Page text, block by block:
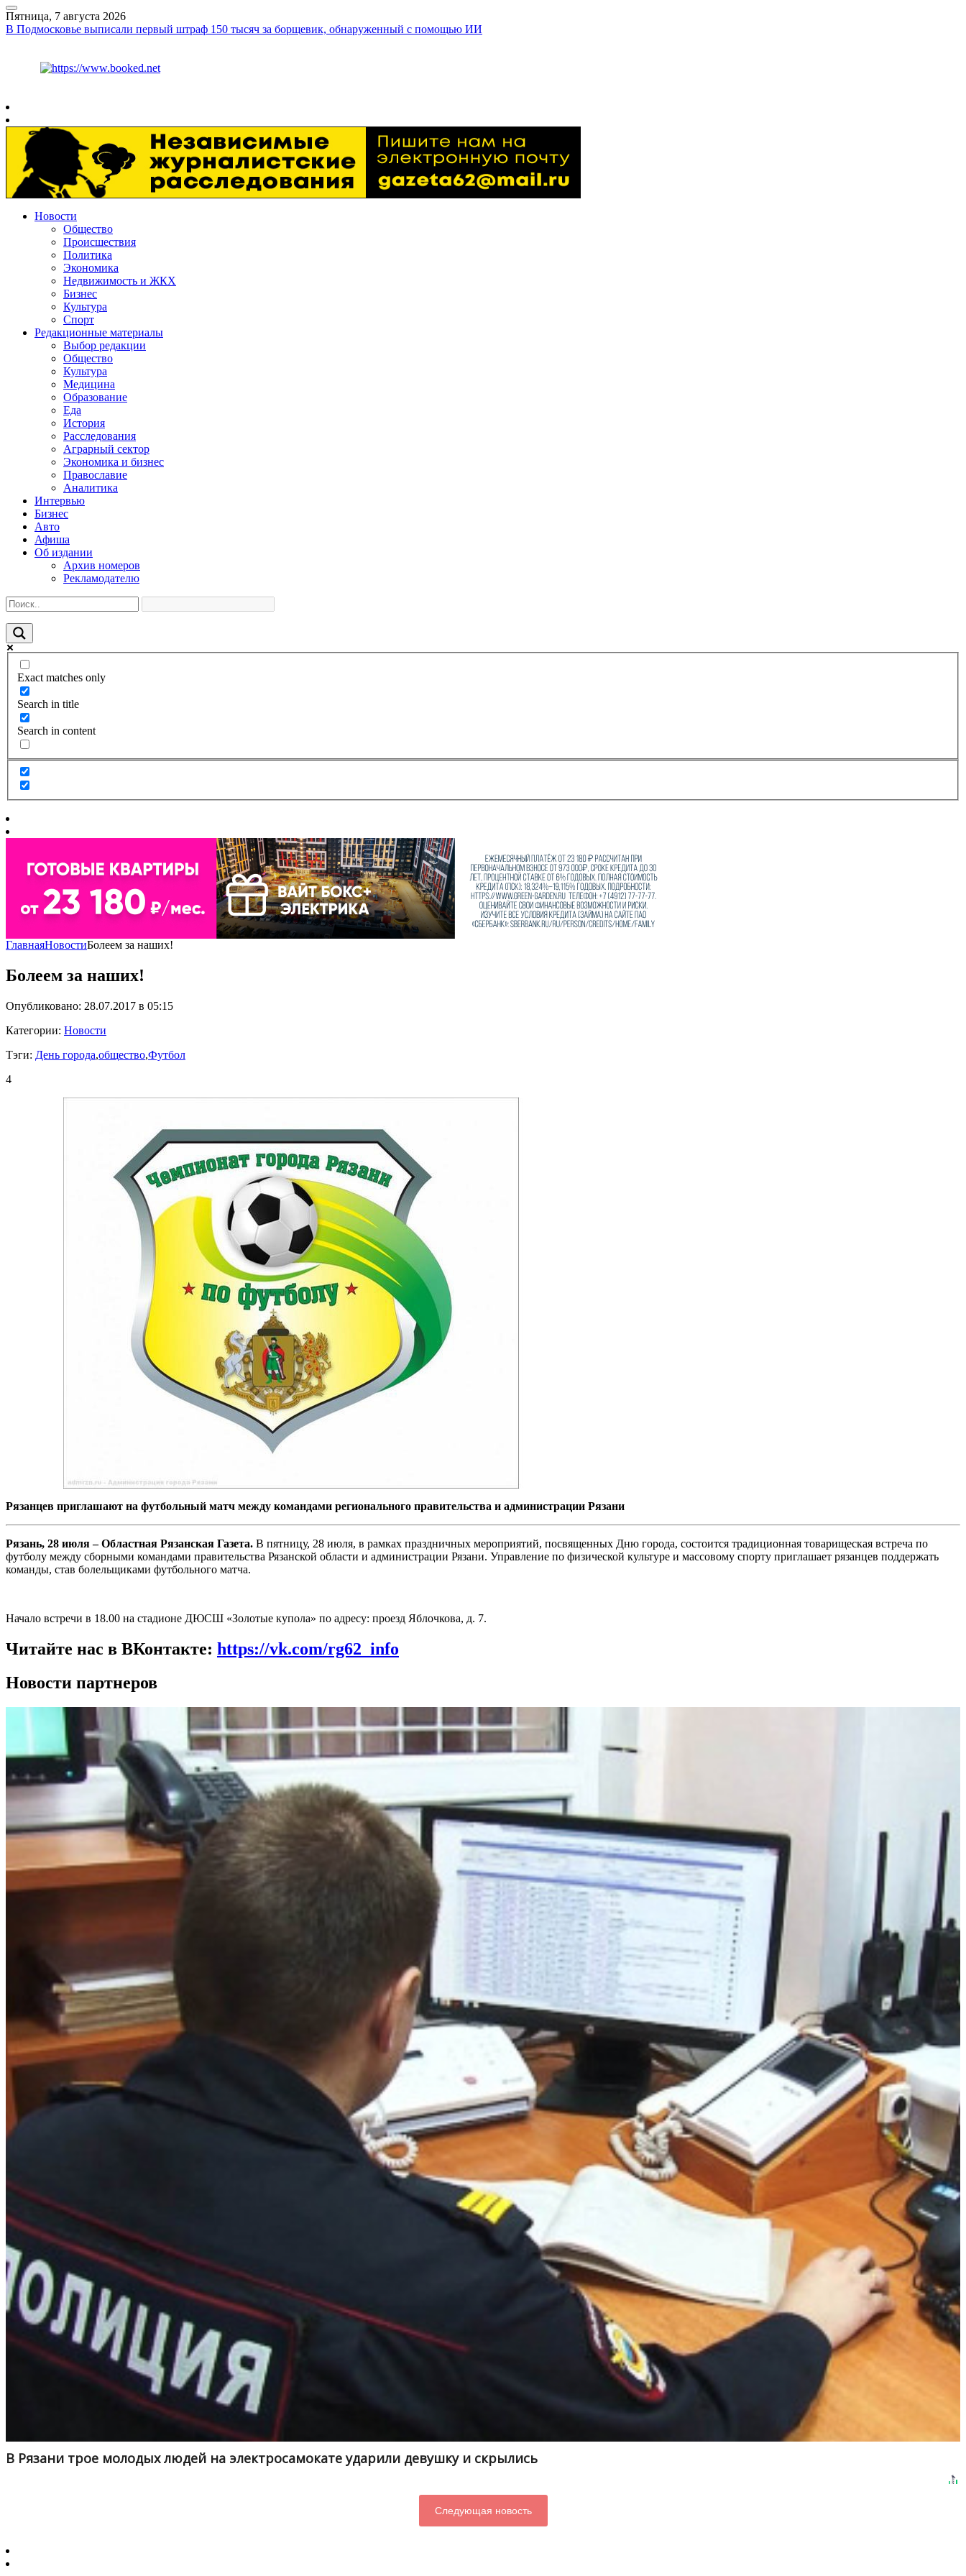
Пятница, 7 августа 2026
В Подмосковье выписали первый штраф 150 тысяч за борщевик, обнаруженный с помощью ИИ
Новости
Общество
Происшествия
Политика
Экономика
Недвижимость и ЖКХ
Бизнес
Культура
Спорт
Редакционные материалы
Выбор редакции
Общество
Культура
Медицина
Образование
Еда
История
Расследования
Аграрный сектор
Экономика и бизнес
Православие
Аналитика
Интервью
Бизнес
Авто
Афиша
Об издании
Архив номеров
Рекламодателю
Exact matches only
Search in title
Search in content
ГлавнаяНовостиБолеем за наших!
Болеем за наших!
Опубликовано: 28.07.2017 в 05:15
Категории: Новости
Тэги: День города,общество,Футбол
4
Рязанцев приглашают на футбольный матч между командами регионального правительства и администрации Рязани
Рязань, 28 июля – Областная Рязанская Газета. В пятницу, 28 июля, в рамках праздничных мероприятий, посвященных Дню города, состоится традиционная товарищеская встреча по
футболу между сборными командами правительства Рязанской области и администрации Рязани. Управление по физической культуре и массовому спорту приглашает рязанцев поддержать
команды, став болельщиками футбольного матча.
Начало встречи в 18.00 на стадионе ДЮСШ «Золотые купола» по адресу: проезд Яблочкова, д. 7.
Читайте нас в ВКонтакте: https://vk.com/rg62_info
Новости партнеров
В Рязани трое молодых людей на электросамокате ударили девушку и скрылись
Следующая новость